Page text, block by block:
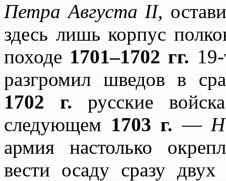
Петра Августа II,
здесь лишь корпус
походе 1701–1702 гг.
разгромил шведов в
1702 г. русские
следующем 1703 г. —
армия настолько
вести осаду сразу